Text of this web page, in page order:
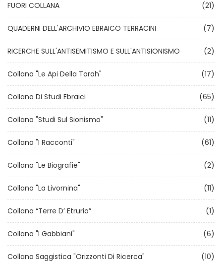
FUORI COLLANA (21)
QUADERNI DELL'ARCHIVIO EBRAICO TERRACINI (7)
RICERCHE SULL'ANTISEMITISMO E SULL'ANTISIONISMO (2)
Collana "Le Api Della Torah" (17)
Collana Di Studi Ebraici (65)
Collana "Studi Sul Sionismo" (11)
Collana "I Racconti" (61)
Collana "Le Biografie" (2)
Collana "La Livornina" (11)
Collana “Terre D’ Etruria” (1)
Collana "I Gabbiani" (6)
Collana Saggistica "Orizzonti Di Ricerca" (10)